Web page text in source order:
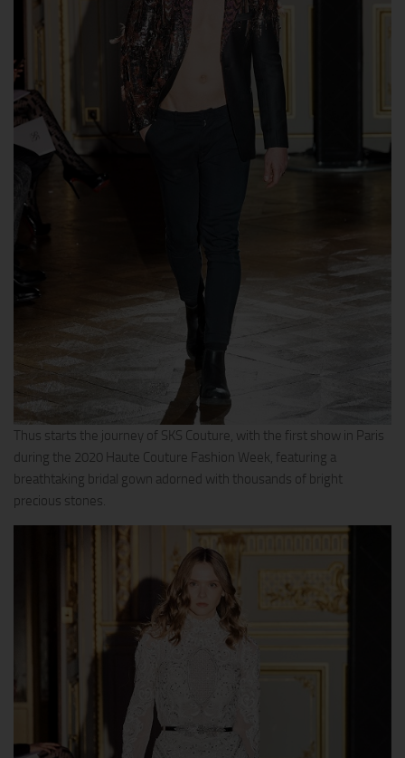
Thus starts the journey of SKS Couture, with the first show in Paris
during the 2020 Haute Couture Fashion Week, featuring a
breathtaking bridal gown adorned with thousands of bright
precious stones.